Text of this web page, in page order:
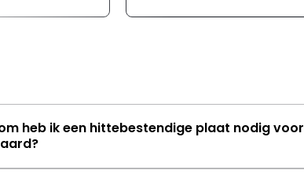
heb ik een hittebestendige plaat nodig voor